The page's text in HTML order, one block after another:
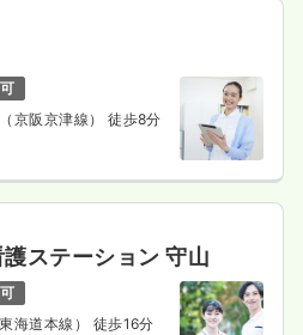
京阪京津線） 徒歩8分
ステーション 守山
海道本線） 徒歩16分